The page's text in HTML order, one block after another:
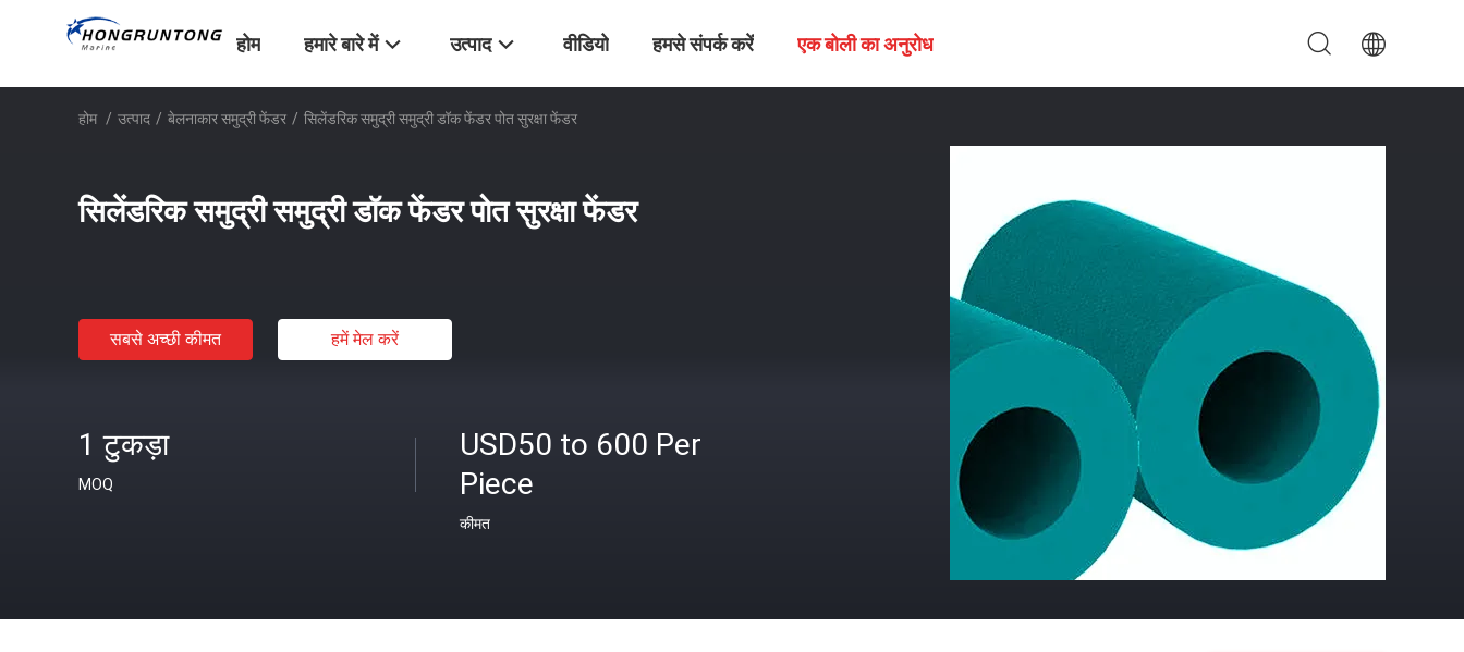
होम हमारे बारे में उत्पाद वीडियो हमसे संपर्क करें एक बोली का अनुरोध
होम / उत्पाद / बेलनाकार समुद्री फेंडर / सिलेंडरिक समुद्री समुद्री डॉक फेंडर पोत सुरक्षा फेंडर
सिलेंडरिक समुद्री समुद्री डॉक फेंडर पोत सुरक्षा फेंडर
सबसे अच्छी कीमत हमें मेल करें
1 टुकड़ा
MOQ
USD50 to 600 Per
Piece
कीमत